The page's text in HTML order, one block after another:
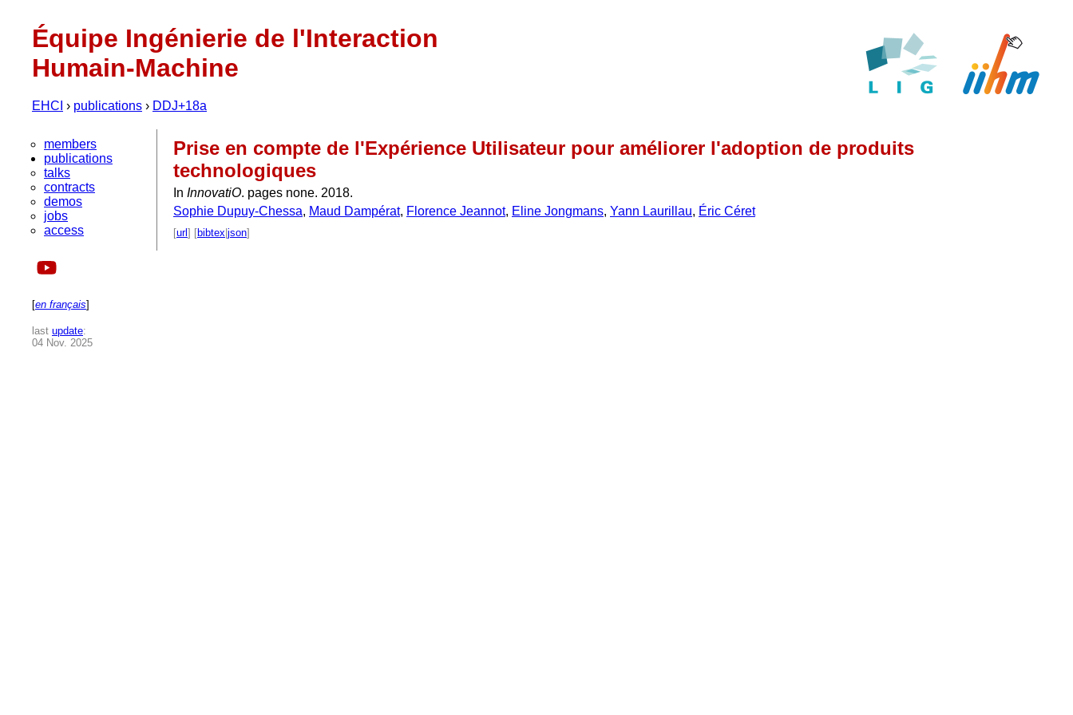
Équipe Ingénierie de l'Interaction
Humain-Machine
EHCI › publications › DDJ+18a
members
publications
talks
contracts
demos
jobs
access
[en français]
last update:
04 Nov. 2025
Prise en compte de l'Expérience Utilisateur pour améliorer l'adoption de produits
technologiques
In InnovatiO. pages none. 2018.
Sophie Dupuy-Chessa, Maud Dampérat, Florence Jeannot, Eline Jongmans, Yann Laurillau, Éric Céret
[url ] [bibtex json]